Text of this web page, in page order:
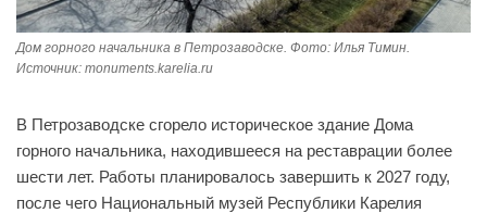
Дом горного начальника в Петрозаводске. Фото: Илья Тимин.
Источник: monuments.karelia.ru
В Петрозаводске сгорело историческое здание Дома
горного начальника, находившееся на реставрации более
шести лет. Работы планировалось завершить к 2027 году,
после чего Национальный музей Республики Карелия